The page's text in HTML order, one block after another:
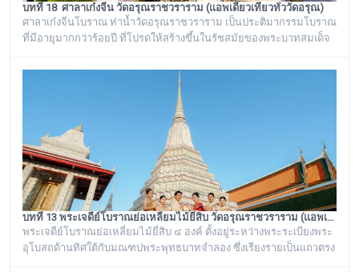
บทที่ 18 ศาลาเก๋งจีน วัดอรุณราชวราราม (แอพเดียวเที่ยวทั่ววัดอรุณ)
ศาลาเก๋งจีนโบราณ ท่าน้ำวัดอรุณราชวราราม เป็นประติมากรรมโบราณ
ที่มีอายุมากกว่าร้อยปี ที่โปรดให้สร้างขึ้นในรัชสมัยของพระบาทสมเด็จ
๖ หลัง เรียงรายอยู่บริเวณท่าน้ำของวัดอรุณราชวราราม ริมแม่น้ำ
เจ้าพระยา ซึ่งเก๋งจีนแต่ละหลังจะมีเอกลักษณ์โดดเด่นไม่เหมือนกัน อาทิ
เช่น ศาลาเก๋งจีนหน้าทางเข้าพระปรางค์ จะมีหินแกะสลักโบราณเป็นรูป
บทที่ 13 พระเจดีย์โบราณย่อเหลี่ยมไม้ยี่สิบ วัดอรุณราชวราราม (แอพเดียวเที่ยวทั่ววัดอรุณ)
พระเจดีย์โบราณย่อเหลี่ยมไม้ยี่สิบ ๔ องค์ ตั้งอยู่ระหว่างพระระเบียงพระ
อุโบสถด้านทิศใต้กับมณฑปพระพุทธบาทจำลอง ซึ่งเรียงรายเป็นแถวตรง